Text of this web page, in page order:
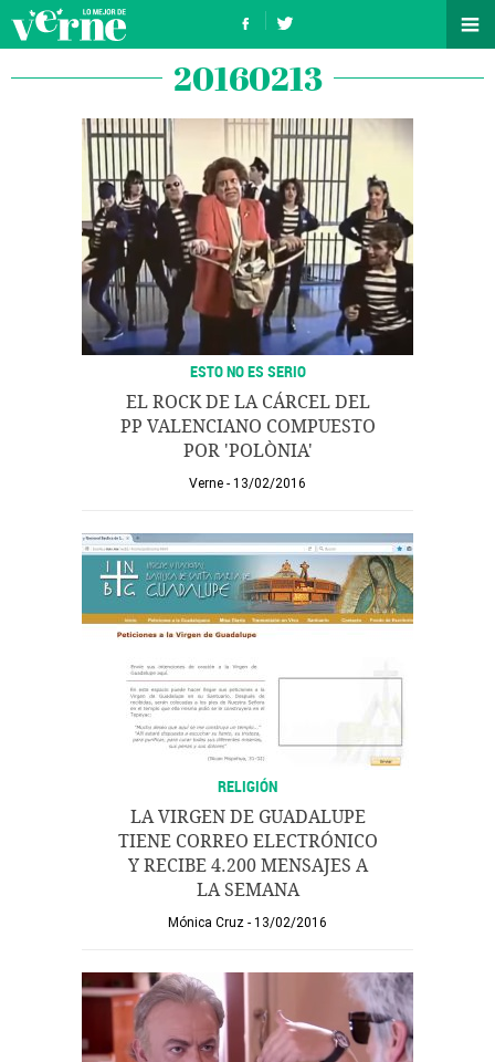
20160213
ESTO NO ES SERIO
EL ROCK DE LA CÁRCEL DEL
PP VALENCIANO COMPUESTO
POR 'POLÒNIA'
Verne 13/02/2016
RELIGIÓN
LA VIRGEN DE GUADALUPE
TIENE CORREO ELECTRÓNICO
Y RECIBE 4.200 MENSAJES A
LA SEMANA
Mónica Cruz 13/02/2016